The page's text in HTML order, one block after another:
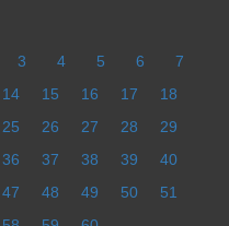
3 4 5 6
7
14 15 16 17
18
25 26 27 28
29
36 37 38 39
40
47 48 49 50
51